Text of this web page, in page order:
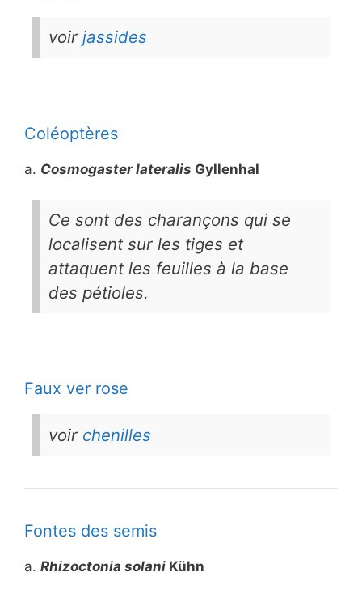
voir jassides
Coléoptères
a. Cosmogaster lateralis Gyllenhal
Ce sont des charançons qui se
localisent sur les tiges et
attaquent les feuilles à la base
des pétioles.
Faux ver rose
voir chenilles
Fontes des semis
a. Rhizoctonia solani Kühn